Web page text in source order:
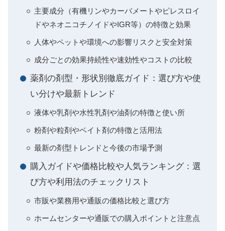
主要成分（有機リンやカーバメートやピレスロイ
ドやネオニコチノイドやIGR等）の特徴と効果
人体やペットや環境への影響リスクと安全対策
成分ごとの効果持続性や速効性やコストの比較
薬剤の剤型・形状別徹底ガイド：選び方や使
い分けや最新トレンド
液体や乳剤や水性乳剤や油剤の特徴と使い所
粉剤や粒剤やベイト剤の特徴と活用法
最新の剤型トレンドと今後の市場予測
購入ガイドや価格比較や人気ランキング：選
び方や利用法のチェックリスト
市販や業務用や通販の価格比較と選び方
ホームセンターや通販での購入ポイントと注意点